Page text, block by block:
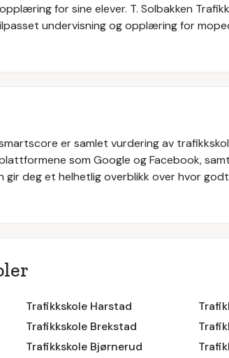
for sine elever. T. Solbakken
undervisning og opplæring for
er samlet vurdering av
som Google og Facebook,
gir deg et helhetlig overblikk over hvor
Trafikkskole Harstad
Trafikkskole Brekstad
Trafikkskole Bjørnerud